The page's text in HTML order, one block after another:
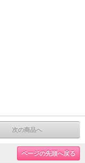
次の商品へ
ページの先頭へ戻る